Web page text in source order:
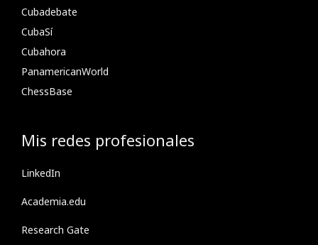
Cubadebate
CubaSí
Cubahora
PanamericanWorld
ChessBase
Mis redes profesionales
LinkedIn
Academia.edu
Research Gate